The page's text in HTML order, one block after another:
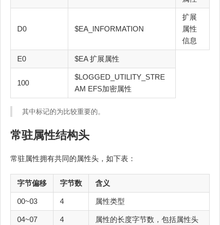
D0 $EA_INFORMATION
扩展
属性
信息
E0 $EA 扩展属性
100
$LOGGED_UTILITY_STRE
AM EFS加密属性
其中标记的为比较重要的。
常驻属性结构头
常驻属性拥有共同的属性头，如下表：
字节偏移 字节数 含义
00~03 4 属性类型
04~07 4 属性的长度字节数，包括属性头